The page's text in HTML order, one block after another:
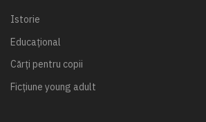
Istorie
Educațional
Cărți pentru copii
Ficțiune young adult